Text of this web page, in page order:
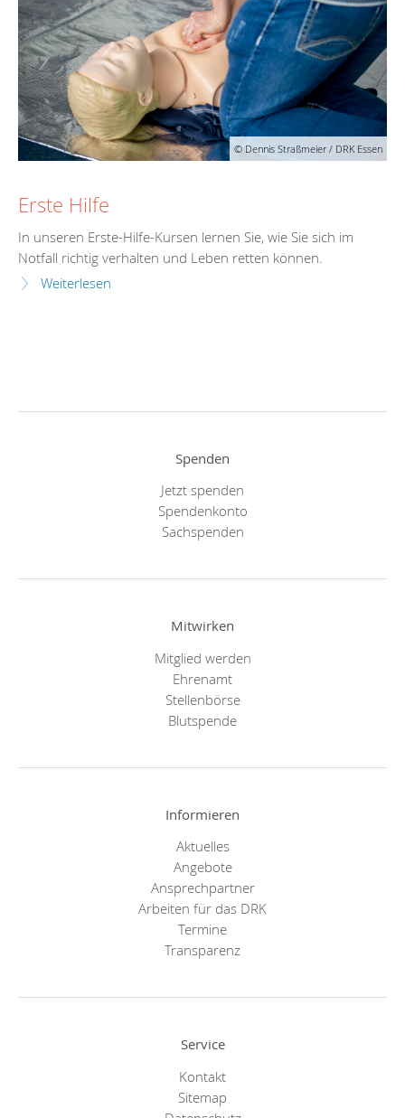
© Dennis Straßmeier / DRK Essen
Erste Hilfe
In unseren Erste-Hilfe-Kursen lernen Sie, wie Sie sich im
Notfall richtig verhalten und Leben retten können.
Weiterlesen
Spenden
Jetzt spenden
Spendenkonto
Sachspenden
Mitwirken
Mitglied werden
Ehrenamt
Stellenbörse
Blutspende
Informieren
Aktuelles
Angebote
Ansprechpartner
Arbeiten für das DRK
Termine
Transparenz
Service
Kontakt
Sitemap